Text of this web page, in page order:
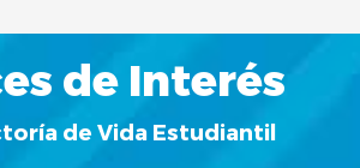
de Interés
de Vida Estudiantil